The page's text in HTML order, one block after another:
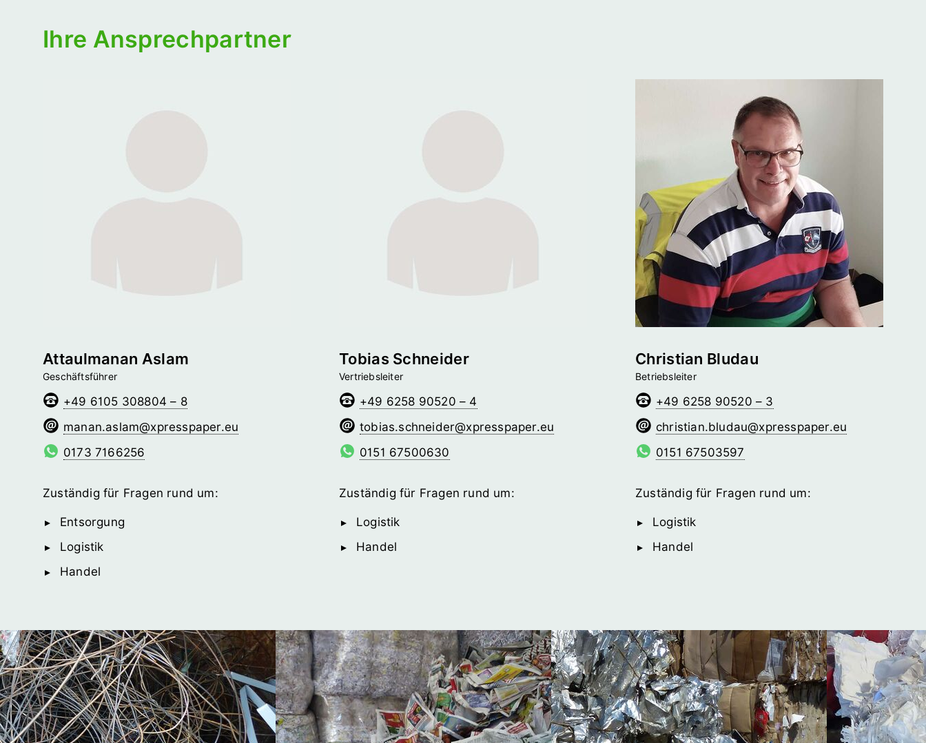
Ihre Ansprechpartner
Attaulmanan Aslam
Geschäftsführer
+49 6105 308804 – 8
malsa.nanam@­xpresspaper.eu
0173 7166256
Zuständig für Fragen rund um:
Entsorgung
Logistik
Handel
Tobias Schneider
Vertriebsleiter
+49 6258 90520 – 4
redienhcs.saibot@­xpresspaper.eu
0151 67500630
Zuständig für Fragen rund um:
Logistik
Handel
Christian Bludau
Betriebsleiter
+49 6258 90520 – 3
uadulb.naitsirhc@­xpresspaper.eu
0151 67503597
Zuständig für Fragen rund um:
Logistik
Handel